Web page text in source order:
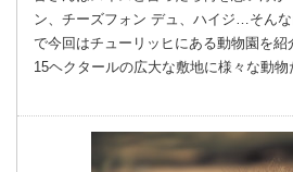
ン、チーズフォン デュ、ハイジ…そん
で今回はチューリッヒにある動物園を紹
15ヘクタールの広大な敷地に様々な動物